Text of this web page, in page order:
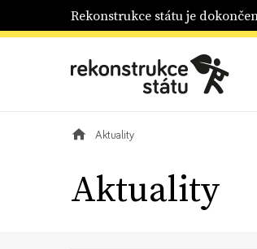
Rekonstrukce státu je
Aktuality
Aktuality